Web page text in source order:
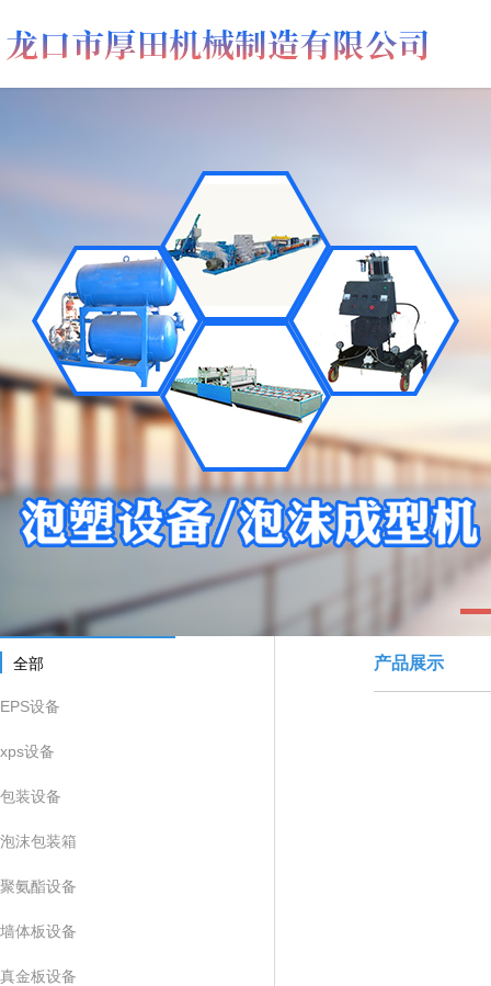
全部
EPS设备
xps设备
包装设备
泡沫包装箱
聚氨酯设备
墙体板设备
真金板设备
产品展示